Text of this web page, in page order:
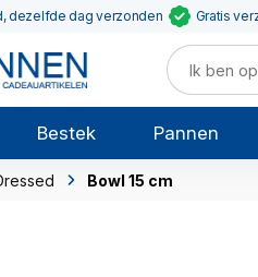
dezelfde dag verzonden Gratis
Bestek Pannen
Bowl 15 cm